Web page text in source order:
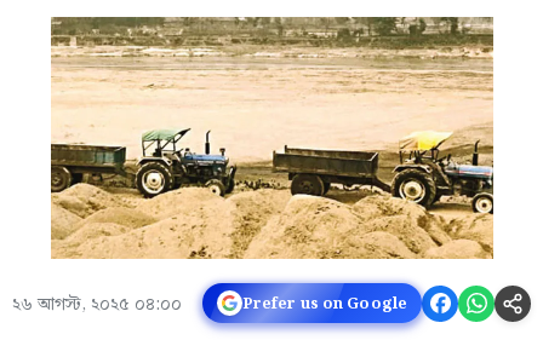
২৬ আগস্ট, ২০২৫ ০৪:০০ Prefer us on Google